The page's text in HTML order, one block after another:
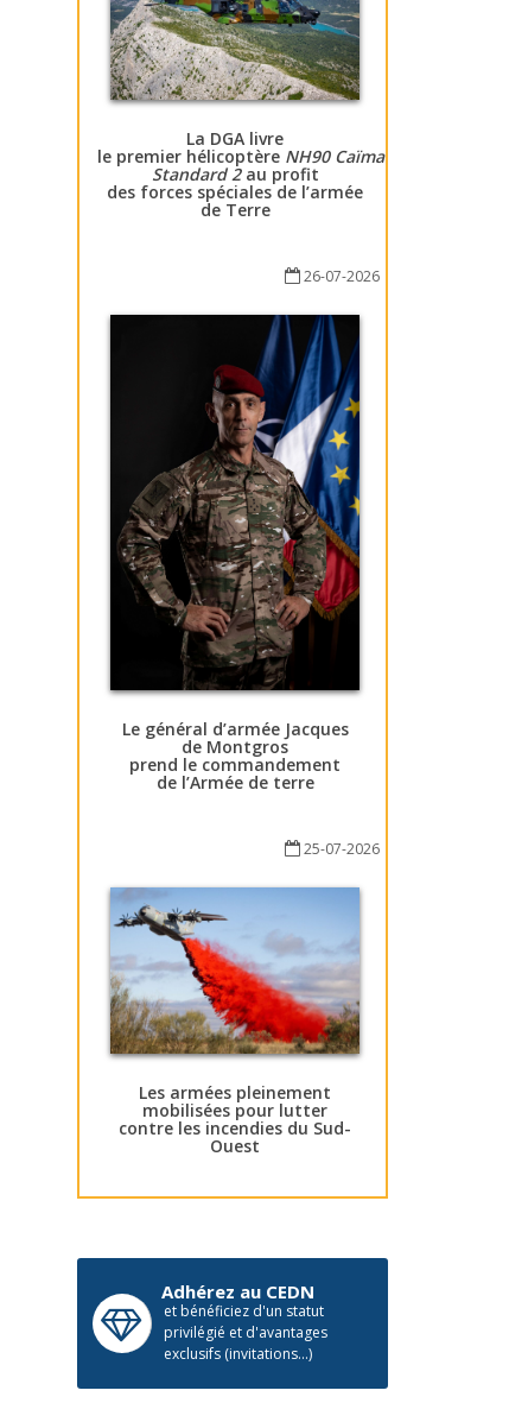
La DGA livre
le premier hélicoptère NH90 Caïman
Standard 2au profit
des forces spéciales de l’armée
de Terre
26-07-2026
Le général d’armée Jacques
de Montgros
prend le commandement
de l’Armée de terre
25-07-2026
Les armées pleinement
mobilisées pour lutter
contre les incendies du Sud-
Ouest
Adhérez au CEDN
et bénéficiez d'un statut
privilégié et d'avantages
exclusifs (invitations...)